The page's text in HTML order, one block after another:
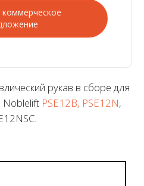
рукав в сборе для
Noblelift PSE12B, PSE12N,